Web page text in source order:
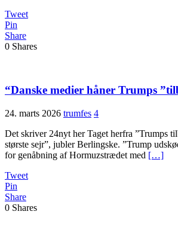
Tweet
Pin
Share
0 Shares
“Danske medier håner Trumps
24. marts 2026 trumfes 4
Det skriver 24nyt her Taget herfra ”Trumps
største sejr”, jubler Berlingske. ”Trump
for genåbning af Hormuzstrædet med […]
Tweet
Pin
Share
0 Shares